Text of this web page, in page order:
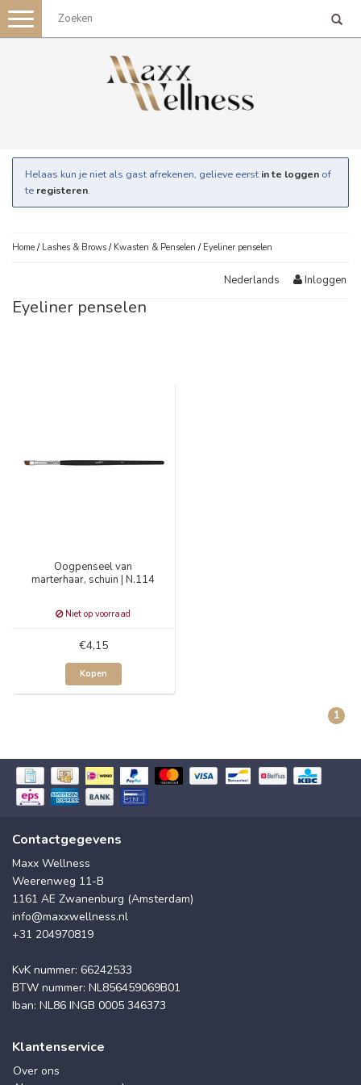
Toggle
navigation
Helaas kun je niet als gast afrekenen, gelieve eerst in te loggen of
te registeren.
Home / Lashes & Brows / Kwasten & Penselen / Eyeliner penselen
Nederlands Inloggen
Eyeliner penselen
Oogpenseel van
marterhaar, schuin | N.114
Niet op voorraad
€4,15
Kopen
1
Contactgegevens
Maxx Wellness
Weerenweg 11-B
1161 AE Zwanenburg (Amsterdam)
info@maxxwellness.nl
+31 204970819
KvK nummer: 66242533
BTW nummer: NL856459069B01
Iban: NL86 INGB 0005 346373
Klantenservice
Over ons